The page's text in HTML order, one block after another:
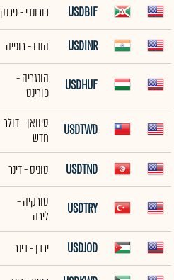
USDBIF בורונדי - פרנק
USDINR
הודו - רופיה
USDHUF
הונגריה -
פורינט
USDTWD
טיוואן - דולר
חדש
USDTND טוניס - דינר
USDTRY
טורקיה -
לירה
USDJOD ירדן - דינר